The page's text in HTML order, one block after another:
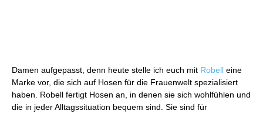
Damen aufgepasst, denn heute stelle ich euch mit Robell eine
Marke vor, die sich auf Hosen für die Frauenwelt spezialisiert
haben. Robell fertigt Hosen an, in denen sie sich wohlfühlen und
die in jeder Alltagssituation bequem sind. Sie sind für